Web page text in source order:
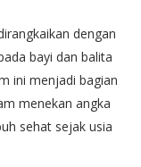
dengan
bayi dan balita
ini menjadi bagian
menekan angka
sehat sejak usia